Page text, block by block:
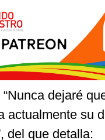
dejaré
actualmente su
del que detalla: